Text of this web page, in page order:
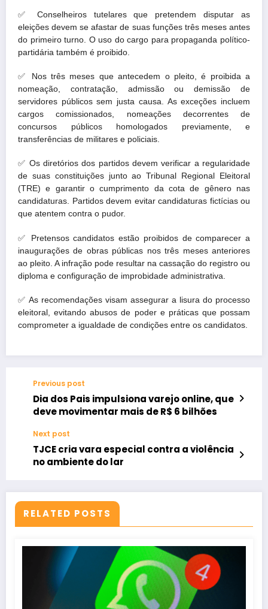
✅
Conselheiros tutelares que pretendem disputar as
eleições devem se afastar de suas funções três meses antes
do primeiro turno. O uso do cargo para propaganda político-
partidária também é proibido.
✅
Nos três meses que antecedem o pleito, é proibida a
nomeação, contratação, admissão ou demissão de
servidores públicos sem justa causa. As exceções incluem
cargos comissionados, nomeações decorrentes de
concursos públicos homologados previamente, e
transferências de militares e policiais.
✅ Os diretórios dos partidos devem verificar a regularidade
de suas constituições junto ao Tribunal Regional Eleitoral
(TRE) e garantir o cumprimento da cota de gênero nas
candidaturas. Partidos devem evitar candidaturas fictícias ou
que atentem contra o pudor.
✅
Pretensos candidatos estão proibidos de comparecer a
inaugurações de obras públicas nos três meses anteriores
ao pleito. A infração pode resultar na cassação do registro ou
diploma e configuração de improbidade administrativa.
✅ As recomendações visam assegurar a lisura do processo
eleitoral, evitando abusos de poder e práticas que possam
comprometer a igualdade de condições entre os candidatos.
Previous post
Dia dos Pais impulsiona varejo online, que
deve movimentar mais de R$ 6 bilhões
Next post
TJCE cria vara especial contra a violência
no ambiente do lar
RELATED POSTS